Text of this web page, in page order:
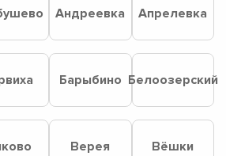
Андреевка Апрелевка
Барыбино Белоозерский
Верея Вёшки